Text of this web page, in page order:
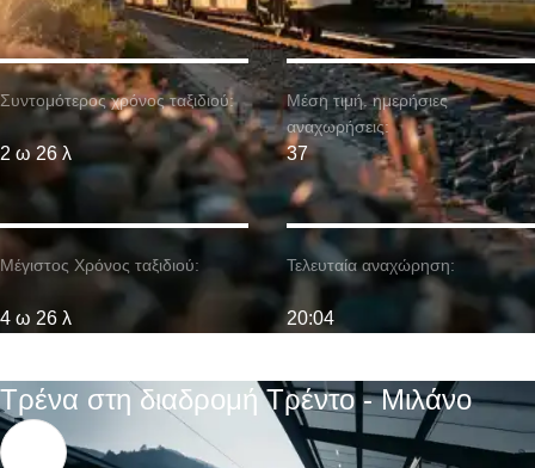
Συντομότερος χρόνος ταξιδιού:
2 ω 26 λ
Μέγιστος Χρόνος ταξιδιού:
4 ω 26 λ
Μέση τιμή. ημερήσιες
αναχωρήσεις:
37
Τελευταία αναχώρηση:
20:04
Τρένα στη διαδρομή Τρέντο - Μιλάνο